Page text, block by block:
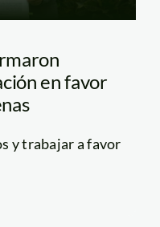
en favor
y trabajar a favor